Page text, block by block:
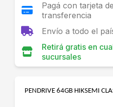
Pagá con tarjeta
transferencia
Envío a todo el
Retirá gratis en
sucursales
PENDRIVE 64GB HIKSEMI